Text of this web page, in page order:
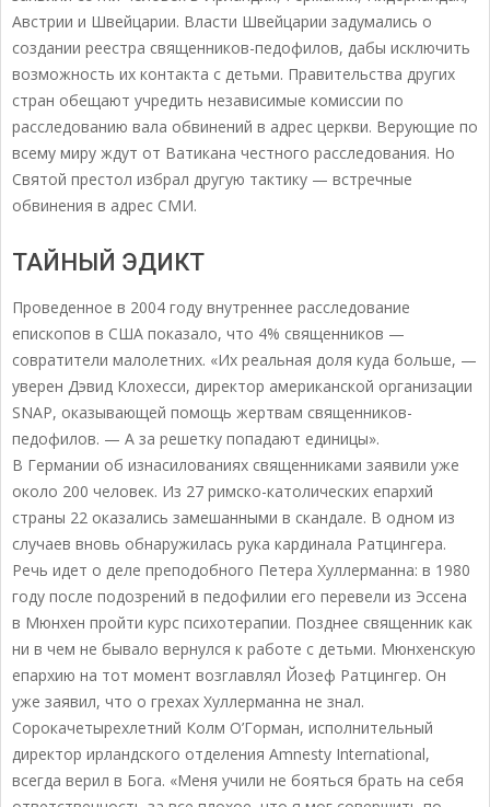
Австрии и Швейцарии. Власти Швейцарии задумались о
создании реестра священников-педофилов, дабы исключить
возможность их контакта с детьми. Правительства других
стран обещают учредить независимые комиссии по
расследованию вала обвинений в адрес церкви. Верующие по
всему миру ждут от Ватикана честного расследования. Но
Святой престол избрал другую тактику — встречные
обвинения в адрес СМИ.
ТАЙНЫЙ ЭДИКТ
Проведенное в 2004 году внутреннее расследование
епископов в США показало, что 4% священников —
совратители малолетних. «Их реальная доля куда больше, —
уверен Дэвид Клохесси, директор американской организации
SNAP, оказывающей помощь жертвам священников-
педофилов. — А за решетку попадают единицы».
В Германии об изнасилованиях священниками заявили уже
около 200 человек. Из 27 римско-католических епархий
страны 22 оказались замешанными в скандале. В одном из
случаев вновь обнаружилась рука кардинала Ратцингера.
Речь идет о деле преподобного Петера Хуллерманна: в 1980
году после подозрений в педофилии его перевели из Эссена
в Мюнхен пройти курс психотерапии. Позднее священник как
ни в чем не бывало вернулся к работе с детьми. Мюнхенскую
епархию на тот момент возглавлял Йозеф Ратцингер. Он
уже заявил, что о грехах Хуллерманна не знал.
Сорокачетырехлетний Колм О’Горман, исполнительный
директор ирландского отделения Amnesty International,
всегда верил в Бога. «Меня учили не бояться брать на себя